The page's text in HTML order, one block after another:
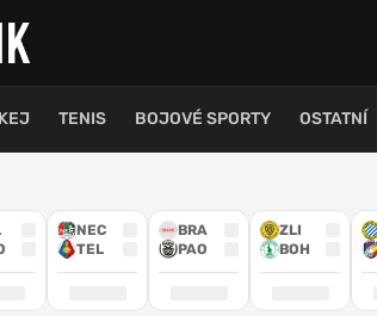
TENIS BOJOVÉ SPORTY OSTATNÍ
NEC
TEL
BRA
PAO
ZLI
BOH